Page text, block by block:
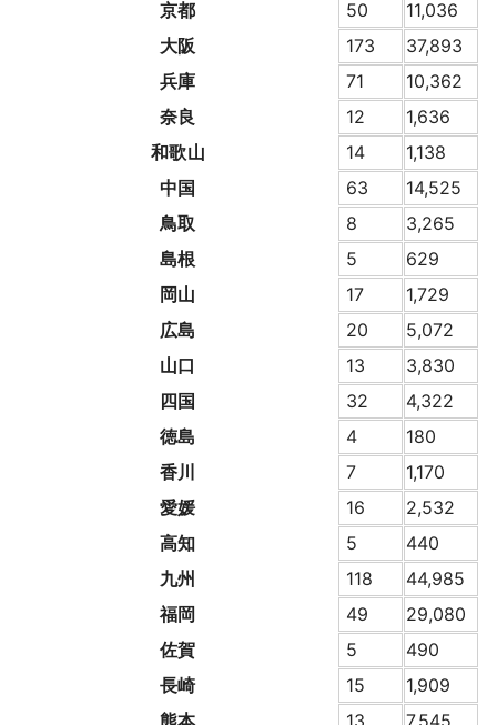
京都
50
11,036
大阪
173
37,893
兵庫
71
10,362
奈良
12
1,636
和歌山
14
1,138
中国
63
14,525
鳥取
8
3,265
島根
5
629
岡山
17
1,729
広島
20
5,072
山口
13
3,830
四国
32
4,322
徳島
4
180
香川
7
1,170
愛媛
16
2,532
高知
5
440
九州
118
44,985
福岡
49
29,080
佐賀
5
490
長崎
15
1,909